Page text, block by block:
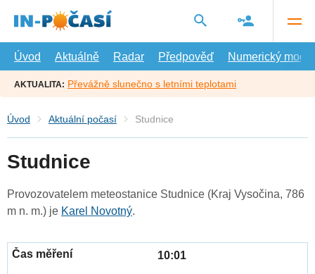
hlavní
Úvod
Aktuálně Radar Předpověď Numerický model
AKTUALITA: Převážně slunečno s letními teplotami
Úvod Aktuální počasí Studnice
Studnice
Provozovatelem meteostanice Studnice (Kraj Vysočina, 786
m n. m.) je Karel Novotný.
10:01